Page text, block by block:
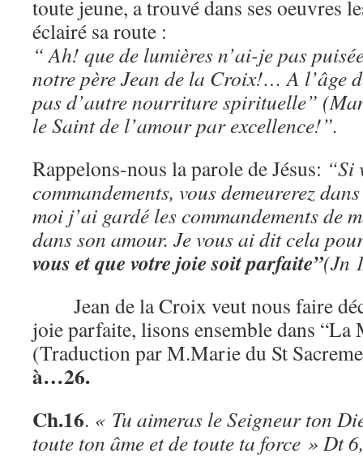
toute jeune, a trouvé dans ses oeuvres
éclairé sa route :
“ Ah! que de lumières n’ai-je pas
notre père Jean de la Croix!… A l’âge
pas d’autre nourriture spirituelle”
le Saint de l’amour par excellence!”.
Rappelons-nous la parole de Jésus: “Si
commandements, vous demeurerez
moi j’ai gardé les commandements de
dans son amour. Je vous ai dit cela
vous et que votre joie soit parfaite”(Jn
Jean de la Croix veut nous faire
joie parfaite, lisons ensemble dans “La
(Traduction par M.Marie du St
à…26.
Ch.16. « Tu aimeras le Seigneur ton
toute ton âme et de toute ta force » Dt